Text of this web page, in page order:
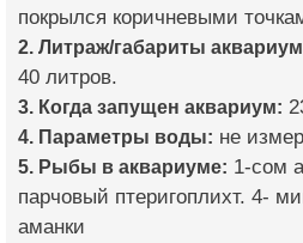
покрылся коричневыми
2. Литраж/габариты
40 литров.
3. Когда запущен аквариум:
4. Параметры воды: не
5. Рыбы в аквариуме: 1-сом
парчовый птеригоплихт. 4-
аманки